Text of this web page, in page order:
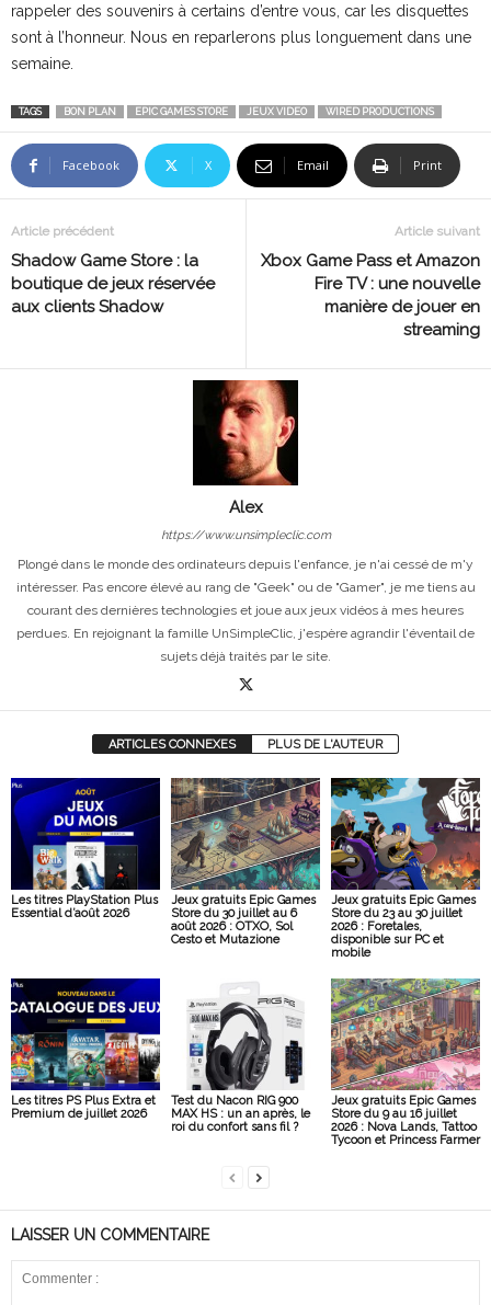
rappeler des souvenirs à certains d’entre vous, car les disquettes
sont à l’honneur. Nous en reparlerons plus longuement dans une
semaine.
TAGS BON PLAN EPIC GAMES STORE JEUX VIDEO WIRED PRODUCTIONS
Facebook X Email Print
Article précédent
Shadow Game Store : la
boutique de jeux réservée
aux clients Shadow
Article suivant
Xbox Game Pass et Amazon
Fire TV : une nouvelle
manière de jouer en
streaming
Alex
https://www.unsimpleclic.com
Plongé dans le monde des ordinateurs depuis l'enfance, je n'ai cessé de m'y
intéresser. Pas encore élevé au rang de "Geek" ou de "Gamer", je me tiens au
courant des dernières technologies et joue aux jeux vidéos à mes heures
perdues. En rejoignant la famille UnSimpleClic, j'espère agrandir l'éventail de
sujets déjà traités par le site.
ARTICLES CONNEXES PLUS DE L'AUTEUR
Les titres PlayStation Plus
Essential d’août 2026
Jeux gratuits Epic Games
Store du 30 juillet au 6
août 2026 : OTXO, Sol
Cesto et Mutazione
Jeux gratuits Epic Games
Store du 23 au 30 juillet
2026 : Foretales,
disponible sur PC et
mobile
Les titres PS Plus Extra et
Premium de juillet 2026
Test du Nacon RIG 900
MAX HS : un an après, le
roi du confort sans fil ?
Jeux gratuits Epic Games
Store du 9 au 16 juillet
2026 : Nova Lands, Tattoo
Tycoon et Princess Farmer
LAISSER UN COMMENTAIRE